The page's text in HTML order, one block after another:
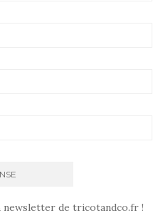
newsletter de tricotandco.fr !